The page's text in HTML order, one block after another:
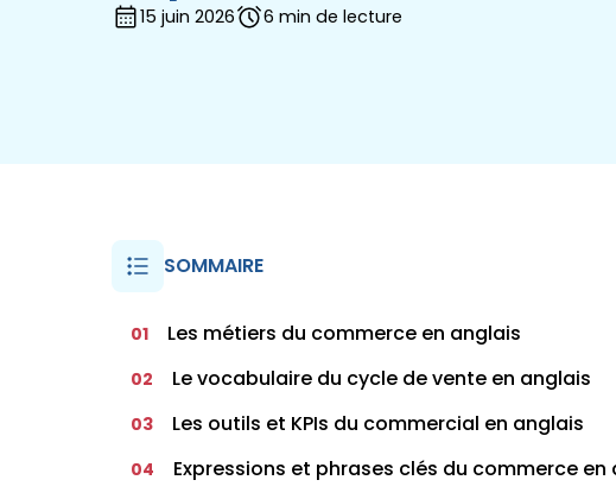
15 juin 2026 6 min de lecture
SOMMAIRE
01 Les métiers du commerce en anglais
02 Le vocabulaire du cycle de vente en anglais
03 Les outils et KPIs du commercial en anglais
04 Expressions et phrases clés du commerce en